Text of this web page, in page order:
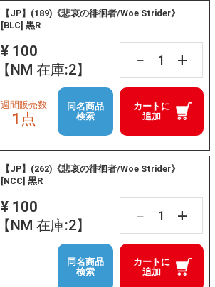
【JP】(189)《悲哀の徘徊者/Woe Strider》
[BLC] 黒R
¥ 100
【NM 在庫:2】
－ +
カートに
追加
週間販売数
1点
同名商品
検索
【JP】(262)《悲哀の徘徊者/Woe Strider》
[NCC] 黒R
¥ 100
【NM 在庫:2】
－ +
カートに
追加
同名商品
検索